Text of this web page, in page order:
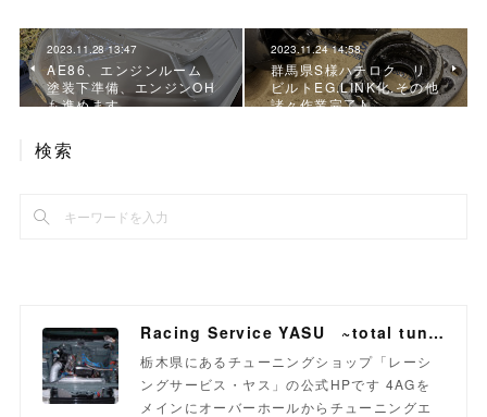
2023.11.28 13:47
AE86、エンジンルーム
塗装下準備、エンジンOH
も進めます
2023.11.24 14:58
群馬県S様ハチロク、リ
ビルトEG.LINK化.その他
諸々作業完了♪
検索
Racing Service YASU ~total tuning proshop~
栃木県にあるチューニングショップ「レーシ
ングサービス・ヤス」の公式HPです 4AGを
メインにオーバーホールからチューニングエ